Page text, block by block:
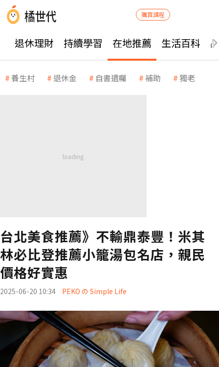
購買課程
退休理財 持續學習 在地推薦 生活百科
養生村 退休金 自書遺囑 補助 獨老
台北美食推薦》不輸鼎泰豐！米其
林必比登推薦小籠湯包名店，親民
價格好實惠
2025-06-20 10:34 PEKO の Simple Life